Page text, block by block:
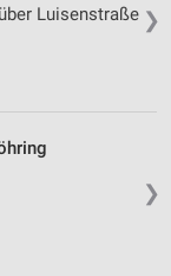
❯
Luisenstraße
❯